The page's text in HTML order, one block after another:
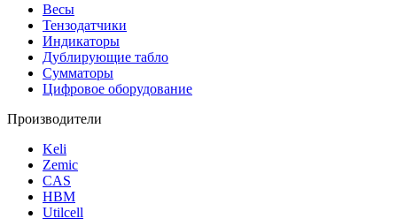
Весы
Тензодатчики
Индикаторы
Дублирующие табло
Сумматоры
Цифровое оборудование
Производители
Keli
Zemic
CAS
HBM
Utilcell